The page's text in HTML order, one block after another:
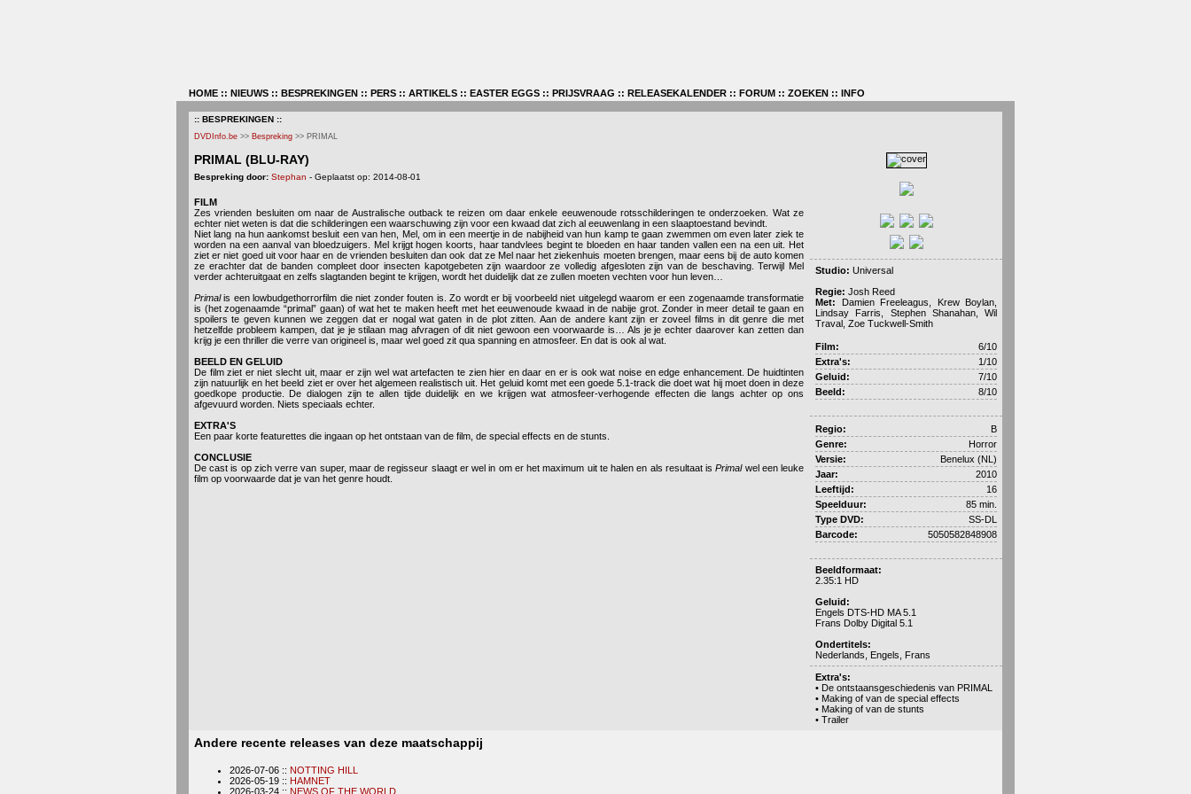
HOME :: NIEUWS :: BESPREKINGEN :: PERS :: ARTIKELS :: EASTER EGGS :: PRIJSVRAAG :: RELEASEKALENDER :: FORUM :: ZOEKEN :: INFO
:: BESPREKINGEN ::
DVDInfo.be >> Bespreking >> PRIMAL
PRIMAL (BLU-RAY)
Bespreking door: Stephan - Geplaatst op: 2014-08-01
FILM
Zes vrienden besluiten om naar de Australische outback te reizen om daar enkele eeuwenoude rotsschilderingen te onderzoeken. Wat ze
echter niet weten is dat die schilderingen een waarschuwing zijn voor een kwaad dat zich al eeuwenlang in een slaaptoestand bevindt.
Niet lang na hun aankomst besluit een van hen, Mel, om in een meertje in de nabijheid van hun kamp te gaan zwemmen om even later ziek te
worden na een aanval van bloedzuigers. Mel krijgt hogen koorts, haar tandvlees begint te bloeden en haar tanden vallen een na een uit. Het
ziet er niet goed uit voor haar en de vrienden besluiten dan ook dat ze Mel naar het ziekenhuis moeten brengen, maar eens bij de auto komen
ze erachter dat de banden compleet door insecten kapotgebeten zijn waardoor ze volledig afgesloten zijn van de beschaving. Terwijl Mel
verder achteruitgaat en zelfs slagtanden begint te krijgen, wordt het duidelijk dat ze zullen moeten vechten voor hun leven…
Primalis een lowbudgethorrorfilm die niet zonder fouten is. Zo wordt er bij voorbeeld niet uitgelegd waarom er een zogenaamde transformatie
is (het zogenaamde “primal” gaan) of wat het te maken heeft met het eeuwenoude kwaad in de nabije grot. Zonder in meer detail te gaan en
spoilers te geven kunnen we zeggen dat er nogal wat gaten in de plot zitten. Aan de andere kant zijn er zoveel films in dit genre die met
hetzelfde probleem kampen, dat je je stilaan mag afvragen of dit niet gewoon een voorwaarde is… Als je je echter daarover kan zetten dan
krijg je een thriller die verre van origineel is, maar wel goed zit qua spanning en atmosfeer. En dat is ook al wat.
BEELD EN GELUID
De film ziet er niet slecht uit, maar er zijn wel wat artefacten te zien hier en daar en er is ook wat noise en edge enhancement. De huidtinten
zijn natuurlijk en het beeld ziet er over het algemeen realistisch uit. Het geluid komt met een goede 5.1-track die doet wat hij moet doen in deze
goedkope productie. De dialogen zijn te allen tijde duidelijk en we krijgen wat atmosfeer-verhogende effecten die langs achter op ons
afgevuurd worden. Niets speciaals echter.
EXTRA'S
Een paar korte featurettes die ingaan op het ontstaan van de film, de special effects en de stunts.
CONCLUSIE
De cast is op zich verre van super, maar de regisseur slaagt er wel in om er het maximum uit te halen en als resultaat isPrimalwel een leuke
film op voorwaarde dat je van het genre houdt.
Studio: Universal
Regie: Josh Reed
Met: Damien Freeleagus, Krew Boylan,
Lindsay Farris, Stephen Shanahan, Wil
Traval, Zoe Tuckwell-Smith
Film:
6/10
Extra's:
1/10
Geluid:
7/10
Beeld:
8/10
Regio:
B
Genre:
Horror
Versie:
Benelux (NL)
Jaar:
2010
Leeftijd:
16
Speelduur:
85 min.
Type DVD:
SS-DL
Barcode:
5050582848908
Beeldformaat:
2.35:1 HD
Geluid:
Engels DTS-HD MA 5.1
Frans Dolby Digital 5.1
Ondertitels:
Nederlands, Engels, Frans
Extra's:
• De ontstaansgeschiedenis van PRIMAL
• Making of van de special effects
• Making of van de stunts
• Trailer
Andere recente releases van deze maatschappij
2026-07-06 :: NOTTING HILL
2026-05-19 :: HAMNET
2026-03-24 :: NEWS OF THE WORLD